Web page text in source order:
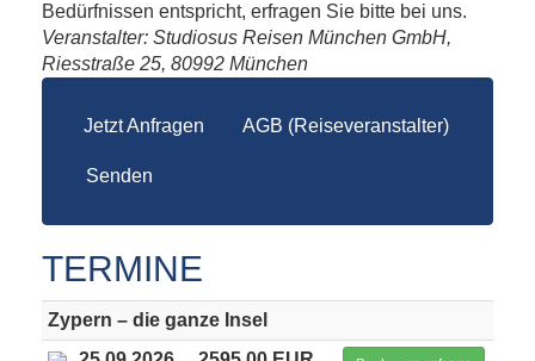
Bedürfnissen entspricht, erfragen Sie bitte bei uns.
Veranstalter: Studiosus Reisen München GmbH,
Riesstraße 25, 80992 München
Jetzt Anfragen AGB (Reiseveranstalter)
Senden
TERMINE
Zypern – die ganze Insel